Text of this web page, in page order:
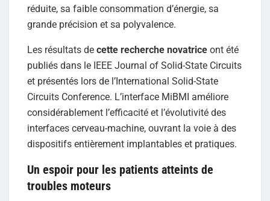
réduite, sa faible consommation d’énergie, sa
grande précision et sa polyvalence.
Les résultats de cette recherche novatrice ont été
publiés dans le IEEE Journal of Solid-State Circuits
et présentés lors de l’International Solid-State
Circuits Conference. L’interface MiBMI améliore
considérablement l’efficacité et l’évolutivité des
interfaces cerveau-machine, ouvrant la voie à des
dispositifs entièrement implantables et pratiques.
Un espoir pour les patients atteints de
troubles moteurs